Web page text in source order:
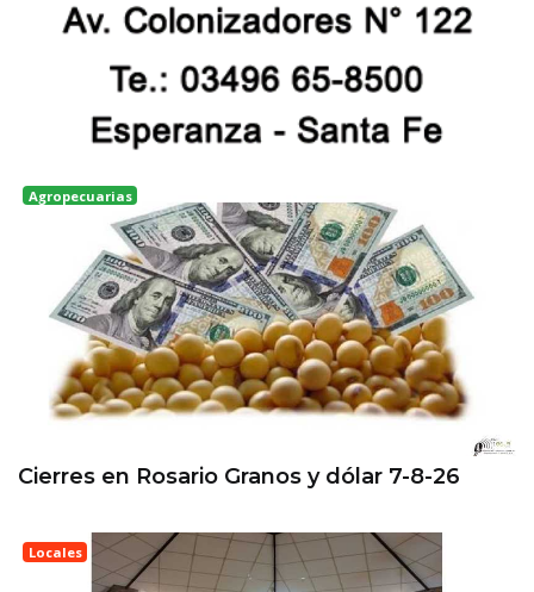
Agropecuarias
Cierres en Rosario Granos y dólar 7-8-26
Locales
Esperanza